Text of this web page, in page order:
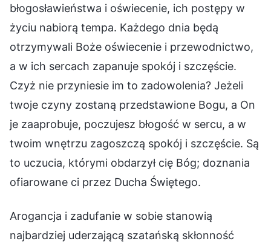
błogosławieństwa i oświecenie, ich postępy w
życiu nabiorą tempa. Każdego dnia będą
otrzymywali Boże oświecenie i przewodnictwo,
a w ich sercach zapanuje spokój i szczęście.
Czyż nie przyniesie im to zadowolenia? Jeżeli
twoje czyny zostaną przedstawione Bogu, a On
je zaaprobuje, poczujesz błogość w sercu, a w
twoim wnętrzu zagoszczą spokój i szczęście. Są
to uczucia, którymi obdarzył cię Bóg; doznania
ofiarowane ci przez Ducha Świętego.
Arogancja i zadufanie w sobie stanowią
najbardziej uderzającą szatańską skłonność